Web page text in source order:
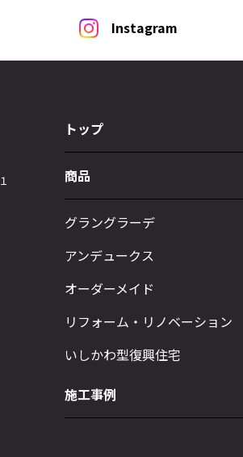
Instagram
トップ
商品
グラングラーデ
アンデュークス
オーダーメイド
リフォーム・リノベーション
いしかわ型復興住宅
施工事例